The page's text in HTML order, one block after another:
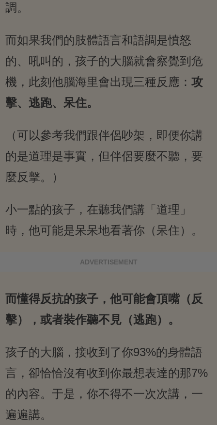
調。
而如果我們的肢體語言和語調是憤怒
的、吼叫的，孩子的大腦就會察覺到危
機，此刻他腦海里會出現三種反應： 攻
擊、逃跑、呆住。
（可以參考我們跟伴侶吵架，即便你講
的是道理是事實，但伴侶要麼不聽，要
麼反擊。）
小一點的孩子，在聽我們講「道理」
時，他可能是呆呆地看著你（呆住）。
ADVERTISEMENT
而懂得反抗的孩子，他可能會頂嘴（反
擊），或者裝作聽不見（逃跑）。
孩子的大腦，接收到了你93%的身體語
言，卻恰恰沒有收到你最想表達的那7%
的內容。于是，你不得不一次次講，一
遍遍講。